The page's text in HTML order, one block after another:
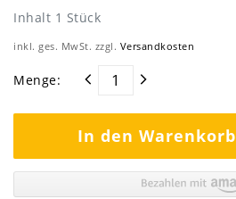
Inhalt 1 Stück
inkl. ges. MwSt. zzgl. Versandkosten
Menge:
In den Warenkorb